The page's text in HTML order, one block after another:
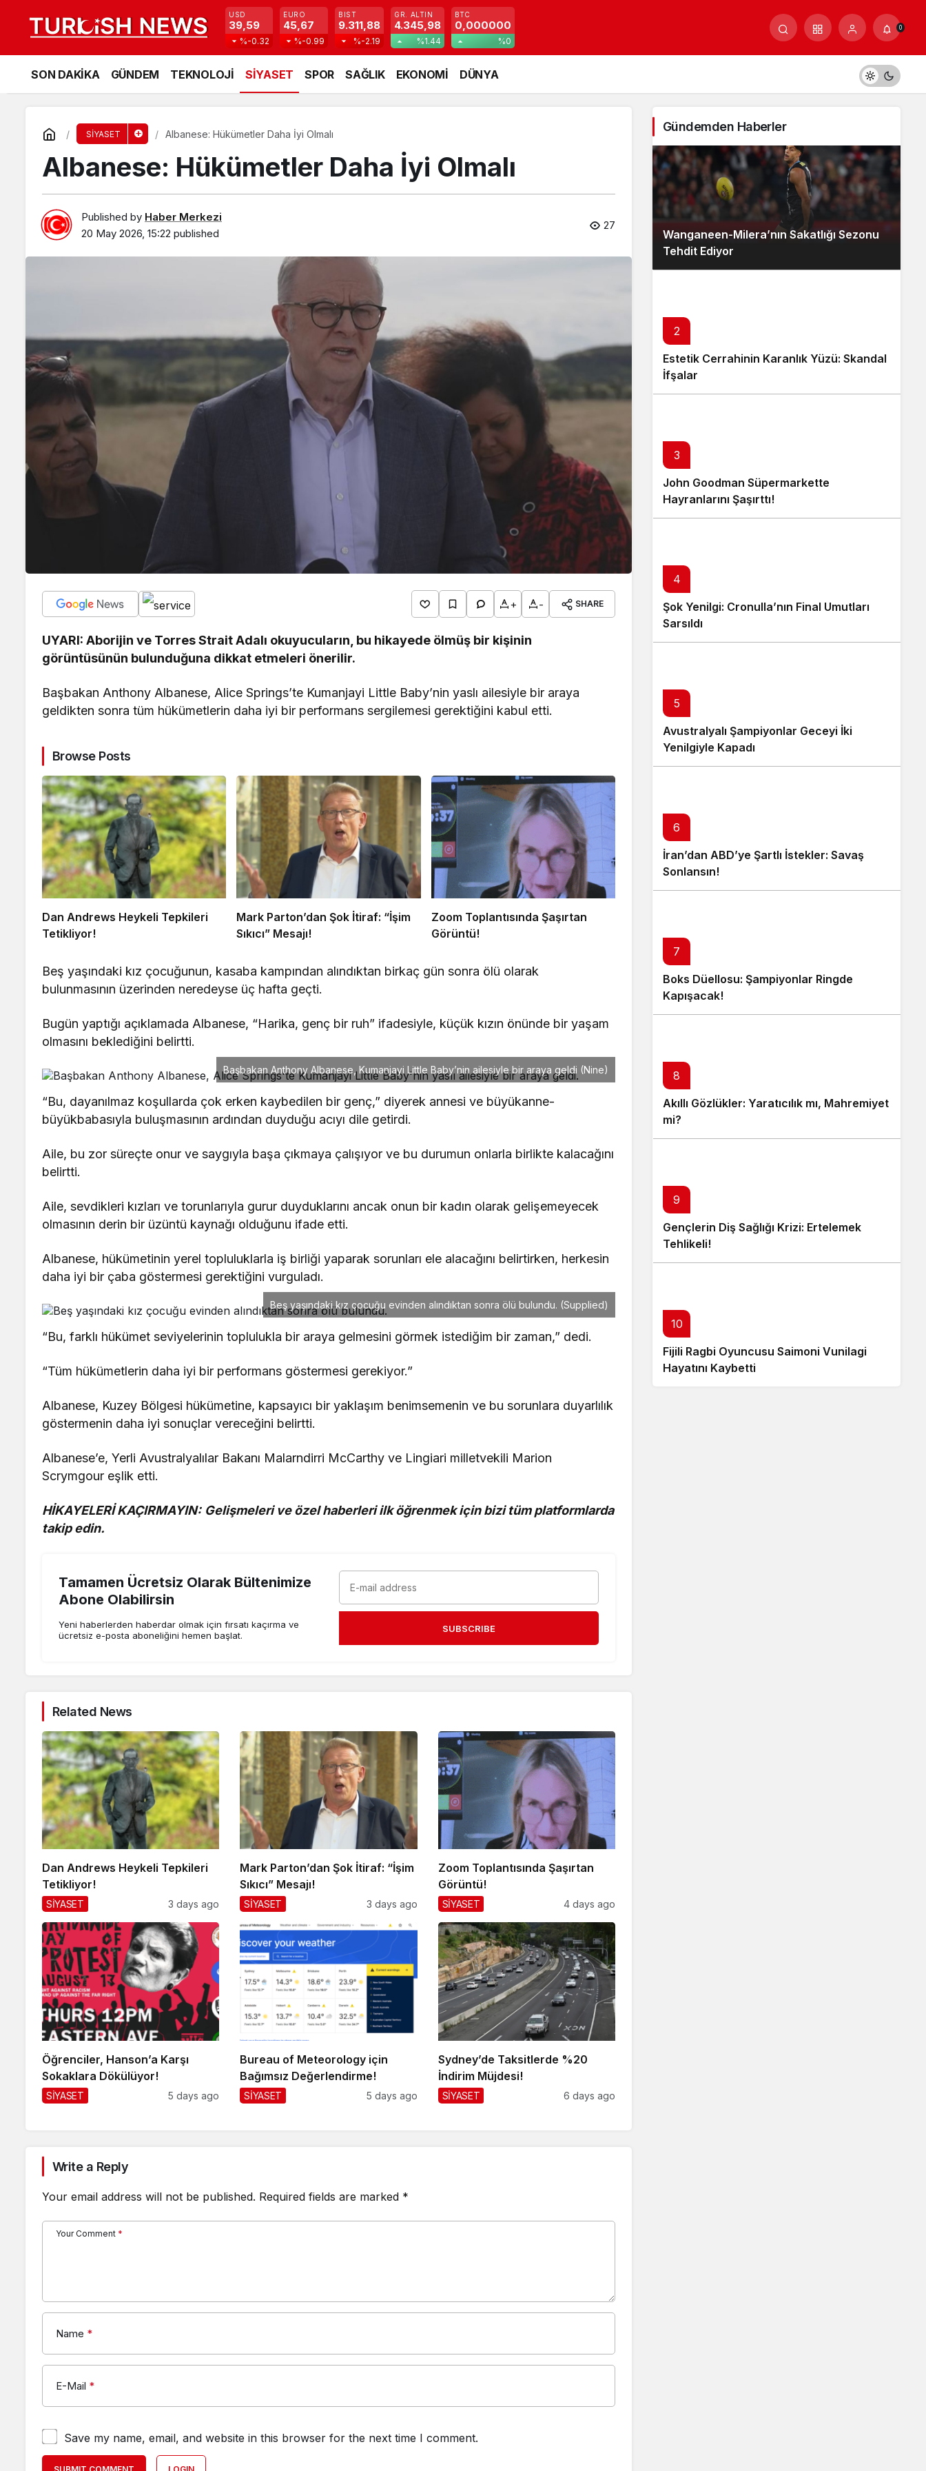
USD
39,59
%-0.32
EURO
45,67
%-0.99
BIST
9.311,88
%-2.19
GR. ALTIN
4.345,98
%1.44
BTC
0,000000
%0
0
SON DAKİKA GÜNDEM TEKNOLOJİ SİYASET SPOR SAĞLIK EKONOMİ DÜNYA
SİYASET Albanese: Hükümetler Daha İyi Olmalı
Albanese: Hükümetler Daha İyi Olmalı
Published by Haber Merkezi
20 May 2026, 15:22 published
27
+ - SHARE
UYARI: Aborijin ve Torres Strait Adalı okuyucuların, bu hikayede ölmüş bir kişinin
görüntüsünün bulunduğuna dikkat etmeleri önerilir.
Başbakan Anthony Albanese, Alice Springs’te Kumanjayi Little Baby’nin yaslı ailesiyle bir araya
geldikten sonra tüm hükümetlerin daha iyi bir performans sergilemesi gerektiğini kabul etti.
Browse Posts
Dan Andrews Heykeli Tepkileri
Tetikliyor!
Mark Parton’dan Şok İtiraf: “İşim
Sıkıcı” Mesajı!
Zoom Toplantısında Şaşırtan
Görüntü!
Beş yaşındaki kız çocuğunun, kasaba kampından alındıktan birkaç gün sonra ölü olarak
bulunmasının üzerinden neredeyse üç hafta geçti.
Bugün yaptığı açıklamada Albanese, “Harika, genç bir ruh” ifadesiyle, küçük kızın önünde bir yaşam
olmasını beklediğini belirtti.
Başbakan Anthony Albanese, Kumanjayi Little Baby’nin ailesiyle bir araya geldi (Nine)
“Bu, dayanılmaz koşullarda çok erken kaybedilen bir genç,” diyerek annesi ve büyükanne-
büyükbabasıyla buluşmasının ardından duyduğu acıyı dile getirdi.
Aile, bu zor süreçte onur ve saygıyla başa çıkmaya çalışıyor ve bu durumun onlarla birlikte kalacağını
belirtti.
Aile, sevdikleri kızları ve torunlarıyla gurur duyduklarını ancak onun bir kadın olarak gelişemeyecek
olmasının derin bir üzüntü kaynağı olduğunu ifade etti.
Albanese, hükümetinin yerel topluluklarla iş birliği yaparak sorunları ele alacağını belirtirken, herkesin
daha iyi bir çaba göstermesi gerektiğini vurguladı.
Beş yaşındaki kız çocuğu evinden alındıktan sonra ölü bulundu. (Supplied)
“Bu, farklı hükümet seviyelerinin toplulukla bir araya gelmesini görmek istediğim bir zaman,” dedi.
“Tüm hükümetlerin daha iyi bir performans göstermesi gerekiyor.”
Albanese, Kuzey Bölgesi hükümetine, kapsayıcı bir yaklaşım benimsemenin ve bu sorunlara duyarlılık
göstermenin daha iyi sonuçlar vereceğini belirtti.
Albanese’e, Yerli Avustralyalılar Bakanı Malarndirri McCarthy ve Lingiari milletvekili Marion
Scrymgour eşlik etti.
HİKAYELERİ KAÇIRMAYIN: Gelişmeleri ve özel haberleri ilk öğrenmek için bizi tüm platformlarda
takip edin.
Tamamen Ücretsiz Olarak Bültenimize
Abone Olabilirsin
Yeni haberlerden haberdar olmak için fırsatı kaçırma ve
ücretsiz e-posta aboneliğini hemen başlat.
SUBSCRIBE
Related News
Dan Andrews Heykeli Tepkileri
Tetikliyor!
SİYASET 3 days ago
Mark Parton’dan Şok İtiraf: “İşim
Sıkıcı” Mesajı!
SİYASET 3 days ago
Zoom Toplantısında Şaşırtan
Görüntü!
SİYASET 4 days ago
Öğrenciler, Hanson’a Karşı
Sokaklara Dökülüyor!
SİYASET 5 days ago
Bureau of Meteorology için
Bağımsız Değerlendirme!
SİYASET 5 days ago
Sydney’de Taksitlerde %20
İndirim Müjdesi!
SİYASET 6 days ago
Write a Reply
Your email address will not be published. Required fields are marked *
Your Comment *
Name *
E-Mail *
Save my name, email, and website in this browser for the next time I comment.
Gündemden Haberler
Wanganeen-Milera’nın Sakatlığı Sezonu
Tehdit Ediyor
2
Estetik Cerrahinin Karanlık Yüzü: Skandal
İfşalar
3
John Goodman Süpermarkette
Hayranlarını Şaşırttı!
4
Şok Yenilgi: Cronulla’nın Final Umutları
Sarsıldı
5
Avustralyalı Şampiyonlar Geceyi İki
Yenilgiyle Kapadı
6
İran’dan ABD’ye Şartlı İstekler: Savaş
Sonlansın!
7
Boks Düellosu: Şampiyonlar Ringde
Kapışacak!
8
Akıllı Gözlükler: Yaratıcılık mı, Mahremiyet
mi?
9
Gençlerin Diş Sağlığı Krizi: Ertelemek
Tehlikeli!
10
Fijili Ragbi Oyuncusu Saimoni Vunilagi
Hayatını Kaybetti